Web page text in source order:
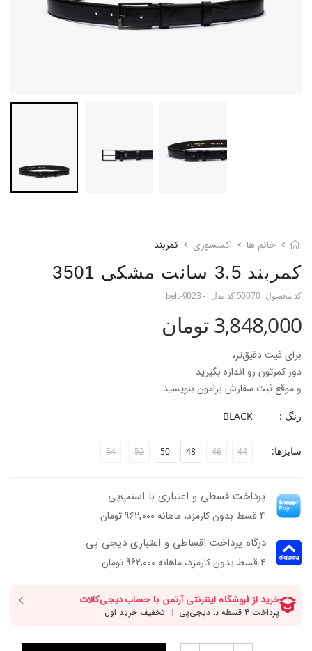
خانم ها اکسسوری کمربند
کمربند 3.5 سانت مشکی 3501
کد محصول :50070 کد مدل :- belt-9023
3,848,000 تومان
برای فیت دقیق‌تر،
دور کمرتون رو اندازه بگیرید
و موقع ثبت سفارش برامون بنویسید
رنگ : BLACK
سایزها: 44
46
48
50
52
54
پرداخت قسطی و اعتباری با اسنپ‌پی
۴ قسط بدون کارمزد، ماهانه ۹۶۲٬۰۰۰ تومان
درگاه پرداخت اقساطی و اعتباری دیجی پی
۴ قسط بدون کارمزد، ماهانه 962,000 تومان